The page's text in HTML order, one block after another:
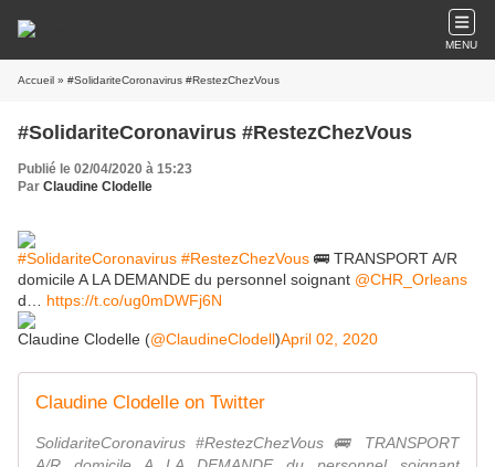
MENU
Accueil » #SolidariteCoronavirus #RestezChezVous
#SolidariteCoronavirus #RestezChezVous
Publié le 02/04/2020 à 15:23
Par Claudine Clodelle
#SolidariteCoronavirus #RestezChezVous 🚌 TRANSPORT A/R
domicile A LA DEMANDE du personnel soignant @CHR_Orleans
d… https://t.co/ug0mDWFj6N
Claudine Clodelle (@ClaudineClodell)April 02, 2020
Claudine Clodelle on Twitter
SolidariteCoronavirus #RestezChezVous 🚌 TRANSPORT